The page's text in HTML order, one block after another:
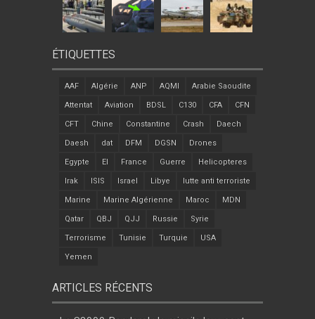
ÉTIQUETTES
AAF Algérie ANP AQMI Arabie Saoudite
Attentat Aviation BDSL C130 CFA CFN
CFT Chine Constantine Crash Daech
Daesh dat DFM DGSN Drones
Egypte EI France Guerre Helicopteres
Irak ISIS Israel Libye lutte anti terroriste
Marine Marine Algérienne Maroc MDN
Qatar QBJ QJJ Russie Syrie
Terrorisme Tunisie Turquie USA
Yemen
ARTICLES RÉCENTS